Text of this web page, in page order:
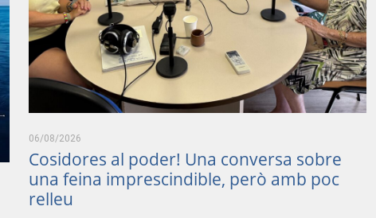
06/08/2026
Cosidores al poder! Una conversa sobre
una feina imprescindible, però amb poc
relleu